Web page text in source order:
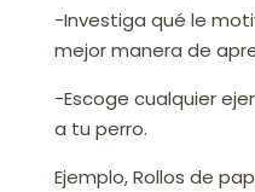
-Investiga qué le
mejor manera de
-Escoge cualquier
a tu perro.
Ejemplo, Rollos de